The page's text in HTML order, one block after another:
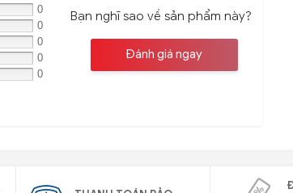
0
0
0
0
0
Bạn nghĩ sao về sản phẩm này?
Đánh giá ngay